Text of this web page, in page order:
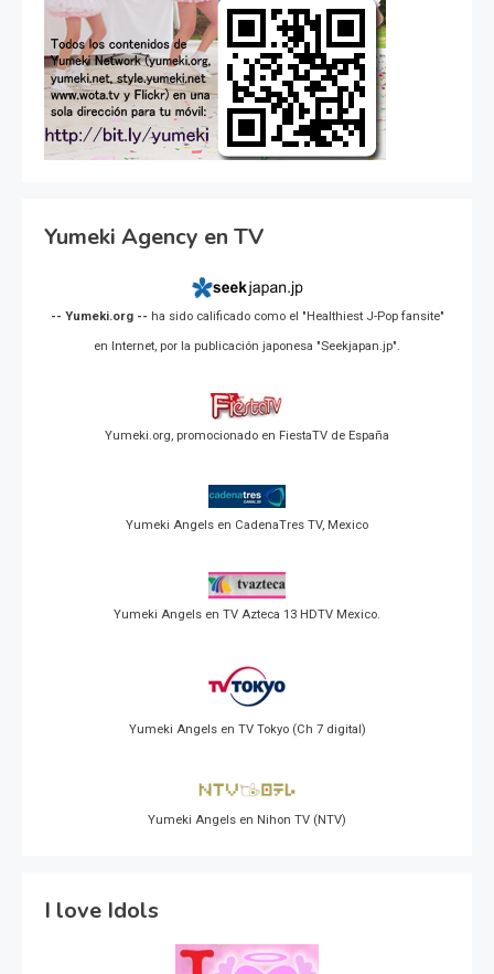
Yumeki Agency en TV
-- Yumeki.org -- ha sido calificado como el "Healthiest J-Pop fansite"
en Internet, por la publicación japonesa "Seekjapan.jp".
Yumeki.org, promocionado en FiestaTV de España
Yumeki Angels en CadenaTres TV, Mexico
Yumeki Angels en TV Azteca 13 HDTV Mexico.
Yumeki Angels en TV Tokyo (Ch 7 digital)
Yumeki Angels en Nihon TV (NTV)
I love Idols